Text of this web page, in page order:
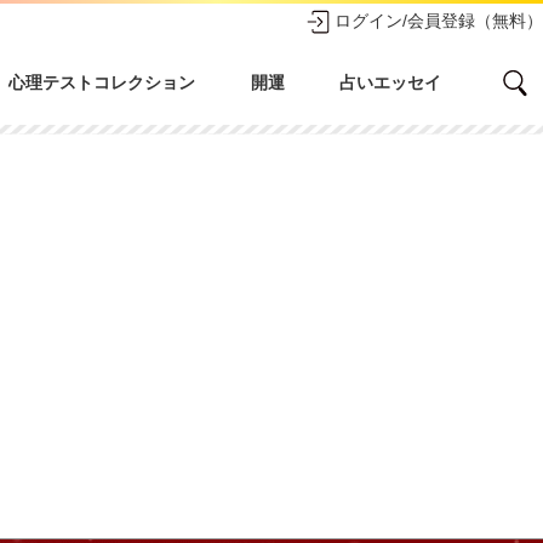
ログイン/会員登録（無料）
心理テストコレクション 開運 占いエッセイ